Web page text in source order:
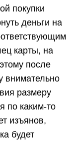
покупки
деньги на
карты, на
после
внимательно
размеру
по каким-то
изъянов,
будет